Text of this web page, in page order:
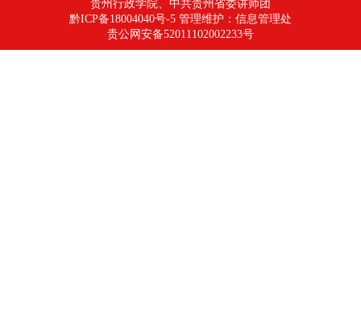
贵州行政学院、中共贵州省委讲师团
黔ICP备18004040号-5 管理维护：信息管理处
贵公网安备52011102002233号